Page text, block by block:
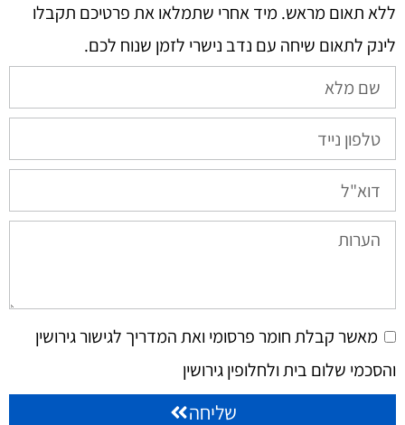
ללא תאום מראש. מיד אחרי שתמלאו את פרטיכם תקבלו
לינק לתאום שיחה עם נדב נישרי לזמן שנוח לכם.​
מאשר קבלת חומר פרסומי ואת המדריך לגישור גירושין
והסכמי שלום בית ולחלופין גירושין
שליחה